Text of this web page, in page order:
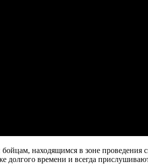
находящимся в зоне проведения
долгого времени и всегда